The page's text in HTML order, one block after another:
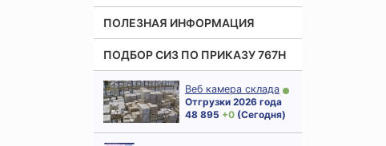
ПОЛЕЗНАЯ ИНФОРМАЦИЯ
ПОДБОР СИЗ ПО ПРИКАЗУ 767Н
Веб камера склада
Отгрузки 2026 года
48 895 + 0 (Сегодня)